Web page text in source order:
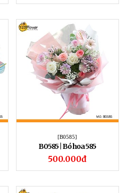
[B0585]
B0585 | Bó hoa 585
500.000đ